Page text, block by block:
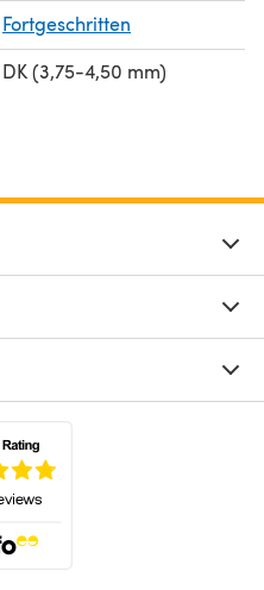
Fortgeschritten
DK (3,75-4,50 mm)